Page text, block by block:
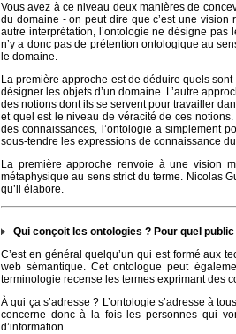
Vous avez à ce niveau deux manières de
du domaine - on peut dire que c’est une
autre interprétation, l’ontologie ne désigne
n’y a donc pas de prétention ontologique au
le domaine.
La première approche est de déduire quels
désigner les objets d’un domaine. L’autre
des notions dont ils se servent pour travailler
et quel est le niveau de véracité de ces
des connaissances, l’ontologie a simplement
sous-tendre les expressions de connaissance
La première approche renvoie à une vision
métaphysique au sens strict du terme. Nicolas
qu’il élabore.
Qui conçoit les ontologies ? Pour quel public
C’est en général quelqu’un qui est formé aux
web sémantique. Cet ontologue peut
terminologie recense les termes exprimant des
À qui ça s’adresse ? L’ontologie s’adresse à
concerne donc à la fois les personnes qui
d’information.